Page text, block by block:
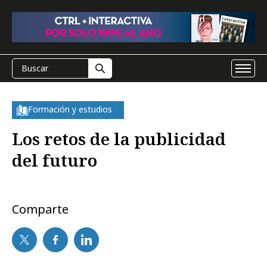
Formación y estudios
Los retos de la publicidad
del futuro
Comparte